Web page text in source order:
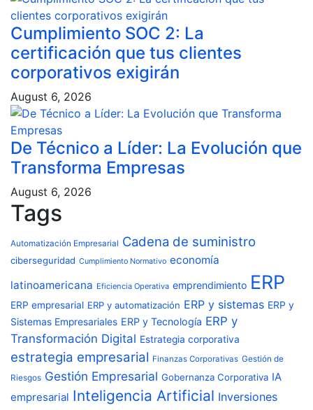
Cumplimiento SOC 2: La
certificación que tus clientes
corporativos exigirán
August 6, 2026
De Técnico a Líder: La Evolución que
Transforma Empresas
August 6, 2026
Tags
Automatización Empresarial Cadena de suministro
ciberseguridad Cumplimiento Normativo economía
latinoamericana Eficiencia Operativa emprendimiento ERP
ERP empresarial ERP y automatización ERP y sistemas ERP y
Sistemas Empresariales ERP y Tecnología ERP y
Transformación Digital Estrategia corporativa
estrategia empresarial Finanzas Corporativas Gestión de
Riesgos Gestión Empresarial Gobernanza Corporativa IA
empresarial Inteligencia Artificial Inversiones